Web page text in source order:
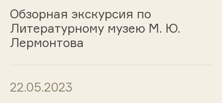
Обзорная экскурсия по
Литературному музею М. Ю.
Лермонтова
22.05.2023